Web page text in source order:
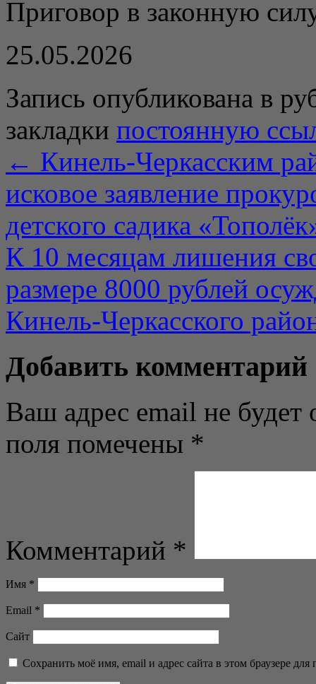
Приговор в законную
25.05.2026
Запись опубликована в
закладки постоянную
← Кинель-Черкасским
исковое заявление
детского садика
К 10 месяцам лишения
размере 8000 рублей
Кинель-Черкасского
Добавить комментарий
Ваш адрес email не будет
поля помечены *
Комментарий *
Имя *
Email *
Сайт
Сохранить моё имя, email и адрес сайта в этом браузере